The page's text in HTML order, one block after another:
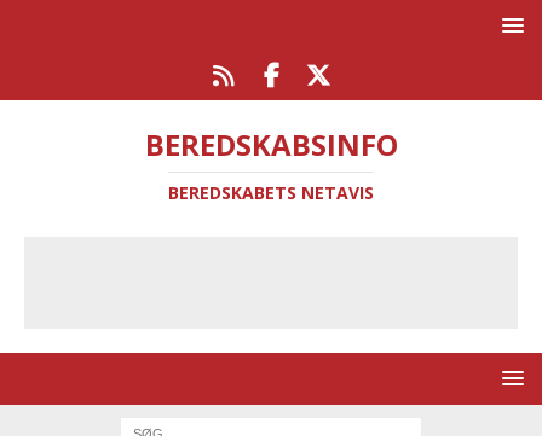
BEREDSKABSINFO
BEREDSKABETS NETAVIS